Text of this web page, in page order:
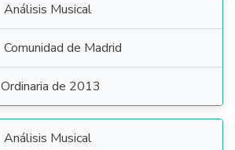
Análisis Musical
Comunidad de Madrid
Ordinaria de 2013
Análisis Musical